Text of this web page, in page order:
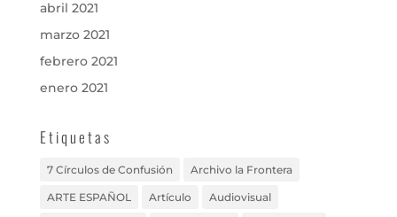
abril 2021
marzo 2021
febrero 2021
enero 2021
Etiquetas
7 Círculos de Confusión Archivo la Frontera
ARTE ESPAÑOL Artículo Audiovisual